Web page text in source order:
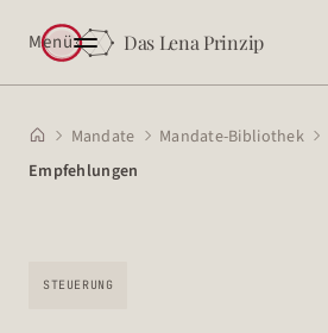
Das Lena Prinzip
Menü
  Mandate  Mandate-Bibliothek 
Empfehlungen
STEUERUNG